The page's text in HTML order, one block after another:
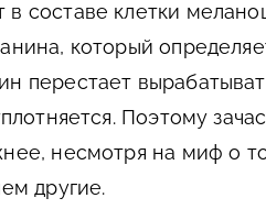
составе клетки
который
перестает
Поэтому
несмотря на миф о
другие.